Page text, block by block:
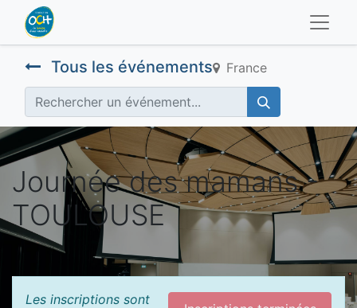
Tous les événements France
Journée des mamans -
TOULOUSE
Les inscriptions sont